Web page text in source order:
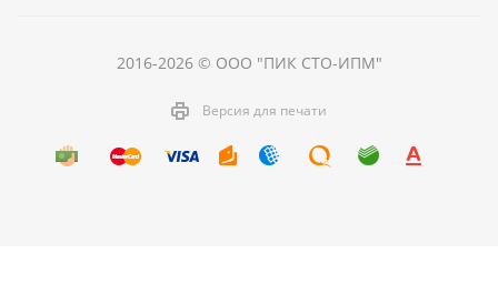
2016-2026 © ООО "ПИК СТО-ИПМ"
Версия для печати